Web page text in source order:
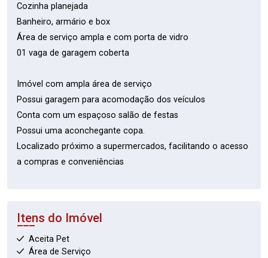
Cozinha planejada
Banheiro, armário e box
Área de serviço ampla e com porta de vidro
01 vaga de garagem coberta
Imóvel com ampla área de serviço
Possui garagem para acomodação dos veículos
Conta com um espaçoso salão de festas
Possui uma aconchegante copa.
Localizado próximo a supermercados, facilitando o acesso
a compras e conveniências
Itens do Imóvel
Aceita Pet
Área de Serviço